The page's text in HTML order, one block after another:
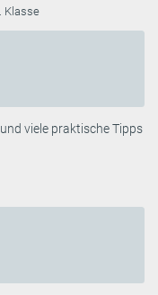
Klasse
viele praktische Tipps